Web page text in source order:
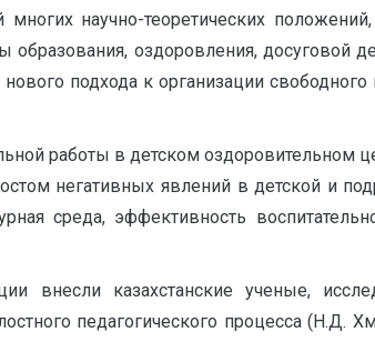
научно-теоретических
образования, оздоровления, досуговой
подхода к организации
работы в детском оздоровительном
негативных явлений в детской и
среда, эффективность
казахстанские ученые,
педагогического процесса (Н.Д.